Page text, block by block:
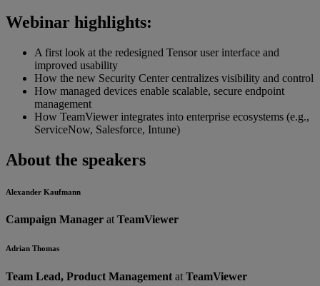
Webinar highlights:
A first look at the redesigned Tensor user interface and
improved usability
How the new Security Center centralizes visibility and control
How managed devices enable scalable, secure endpoint
management
How TeamViewer integrates into enterprise ecosystems (e.g.,
ServiceNow, Salesforce, Intune)
About the speakers
Alexander Kaufmann
Campaign Manager atTeamViewer
Adrian Thomas
Team Lead, Product Management atTeamViewer